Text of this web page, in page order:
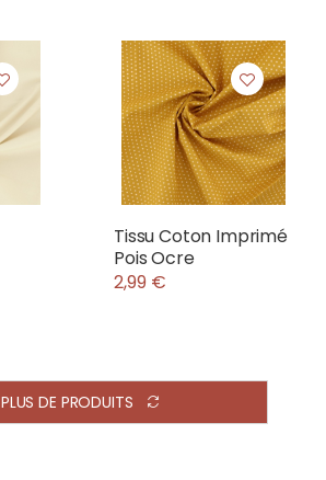
Tissu Coton Imprimé
Pois Ocre
2,99 €
PLUS DE PRODUITS